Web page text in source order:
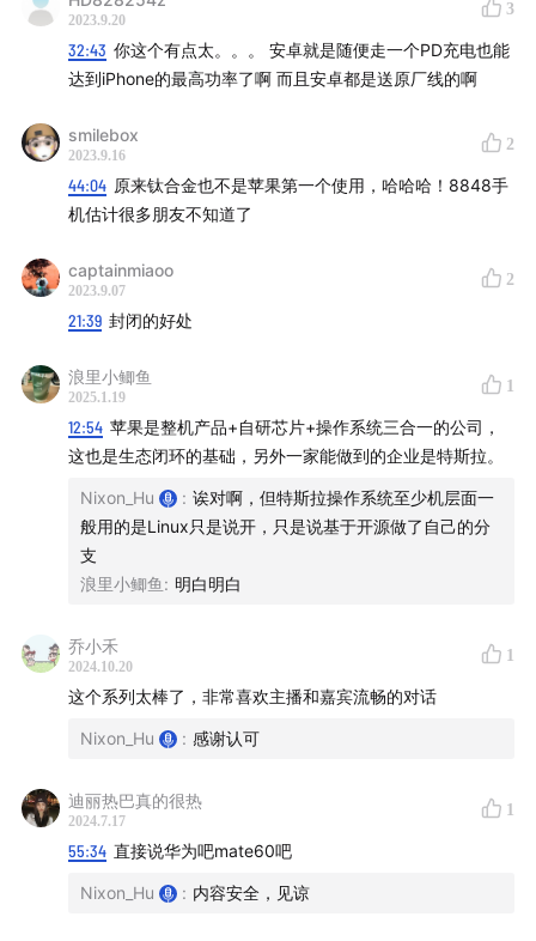
27:23
- 充电接口背后，预估是一年50亿美元的配件和
MFI 营收规模
混乱；甚至有专门研究充电头的网站
吗？叫你提前看看破消费陷阱
Part3：iPhone 15 解构、苹果的创新与傲慢
料、设计上的历史
观？居然和供应商的数量都有关系；高要求会导致保守，
- 新颜色、新线材、新的装X手段
01:01:15- 特权：最好的SoC、存储空间太贵是纯品牌溢价
2023.9.20
3
32:43 你这个有点太。。。 安卓就是随便走一个PD充电也能
达到iPhone的最高功率了啊 而且安卓都是送原厂线的啊
smilebox
2023.9.16
2
44:04 原来钛合金也不是苹果第一个使用，哈哈哈！8848手
机估计很多朋友不知道了
captainmiaoo
2023.9.07
2
21:39 封闭的好处
浪里小鲫鱼
2025.1.19
1
12:54 苹果是整机产品+自研芯片+操作系统三合一的公司，
这也是生态闭环的基础，另外一家能做到的企业是特斯拉。
Nixon_Hu : 诶对啊，但特斯拉操作系统至少机层面一
般用的是Linux只是说开，只是说基于开源做了自己的分
支
浪里小鲫鱼 : 明白明白
乔小禾
2024.10.20
1
这个系列太棒了，非常喜欢主播和嘉宾流畅的对话
Nixon_Hu : 感谢认可
迪丽热巴真的很热
2024.7.17
1
55:34 直接说华为吧mate60吧
Nixon_Hu : 内容安全，见谅